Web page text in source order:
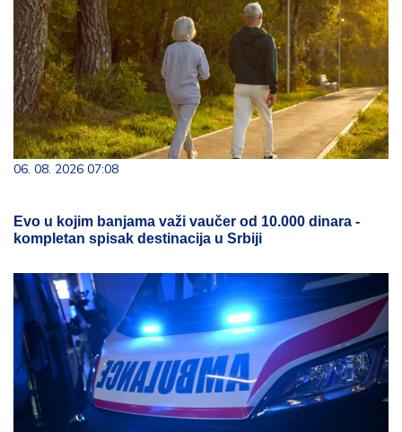
06. 08. 2026 07:08
Evo u kojim banjama važi vaučer od 10.000 dinara -
kompletan spisak destinacija u Srbiji